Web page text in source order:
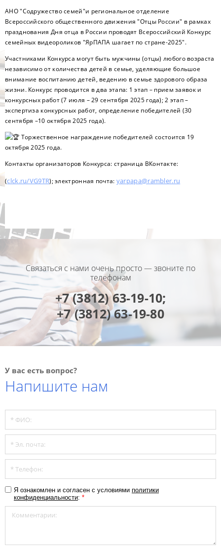
АНО "Содружество семей"и региональное отделение
Всероссийского общественного движения "Отцы России" в рамках
празднования Дня отца в России проводят Всероссийский Конкурс
семейных видеороликов "ЯрПАПА шагает по стране-2025".
Участниками Конкурса могут быть мужчины (отцы) любого возраста
независимо от количества детей в семье, уделяющие большое
внимание воспитанию детей, ведению в семье здорового образа
жизни. Конкурс проводится в два этапа: 1 этап – прием заявок и
конкурсных работ (7 июля – 29 сентября 2025 года); 2 этап –
экспертиза конкурсных работ, определение победителей (30
сентября –10 октября 2025 года).
Торжественное награждение победителей состоится 19
октября 2025 года.
Контакты организаторов Конкурса: страница ВКонтакте:
(clck.ru/VG9TR); электронная почта: yarpapa@rambler.ru
Связаться с нами очень просто — звоните по
телефонам
+7 (3812) 63-19-10;
+7 (3812) 63-19-80
У вас есть вопрос?
Напишите нам
Я ознакомлен и согласен с условиями политики
конфиденциальности: *